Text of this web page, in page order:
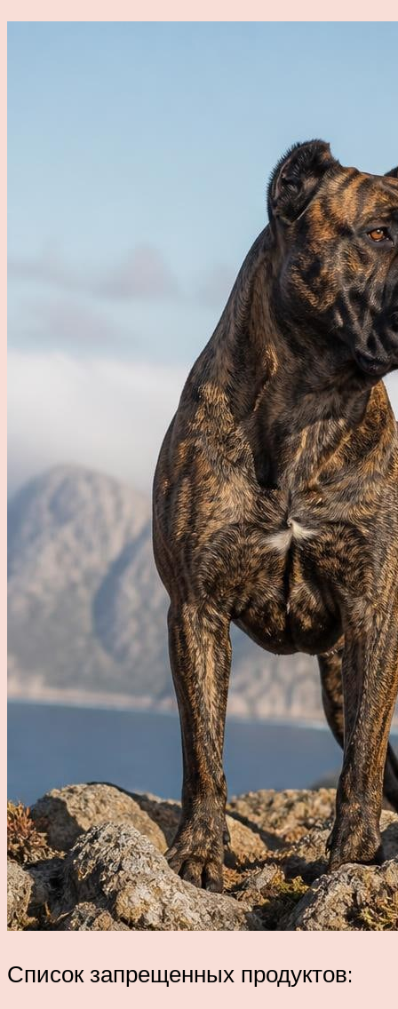
Список запрещенных продуктов: